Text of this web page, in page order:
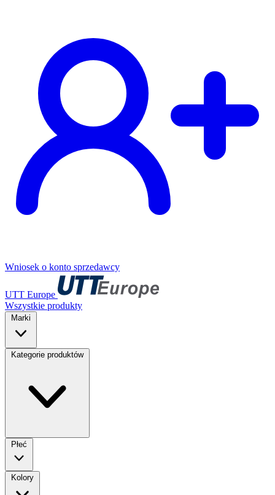
Wniosek o konto sprzedawcy
UTT Europe
Wszystkie produkty
Marki
Kategorie produktów
Płeć
Kolory